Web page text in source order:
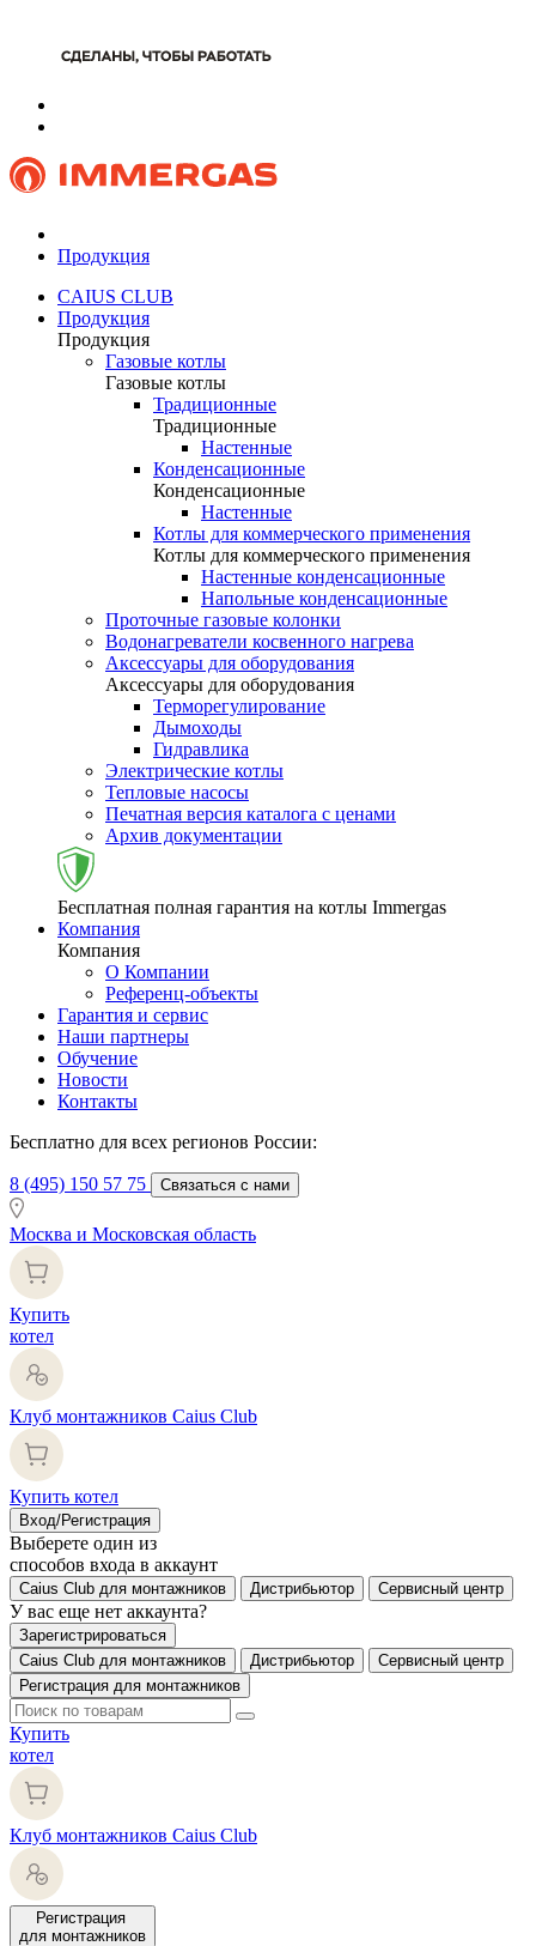
Продукция
CAIUS CLUB
Продукция
Продукция
Газовые котлы
Газовые котлы
Традиционные
Традиционные
Настенные
Конденсационные
Конденсационные
Настенные
Котлы для коммерческого применения
Котлы для коммерческого применения
Настенные конденсационные
Напольные конденсационные
Проточные газовые колонки
Водонагреватели косвенного нагрева
Аксессуары для оборудования
Аксессуары для оборудования
Терморегулирование
Дымоходы
Гидравлика
Электрические котлы
Тепловые насосы
Печатная версия каталога с ценами
Архив документации
Бесплатная полная гарантия на котлы Immergas
Компания
Компания
О Компании
Референц-объекты
Гарантия и сервис
Наши партнеры
Обучение
Новости
Контакты
Бесплатно для всех регионов России:
8 (495) 150 57 75 Связаться с нами
Москва и Московская область
Купить
котел
Клуб монтажников Caius Club
Купить котел
Вход/Регистрация
Выберете один из
способов входа в аккаунт
Caius Club для монтажников Дистрибьютор Сервисный центр
У вас еще нет аккаунта?
Зарегистрироваться
Caius Club для монтажников
Дистрибьютор
Сервисный центр
Регистрация для монтажников
Купить
котел
Клуб монтажников Caius Club
Регистрация
для монтажников